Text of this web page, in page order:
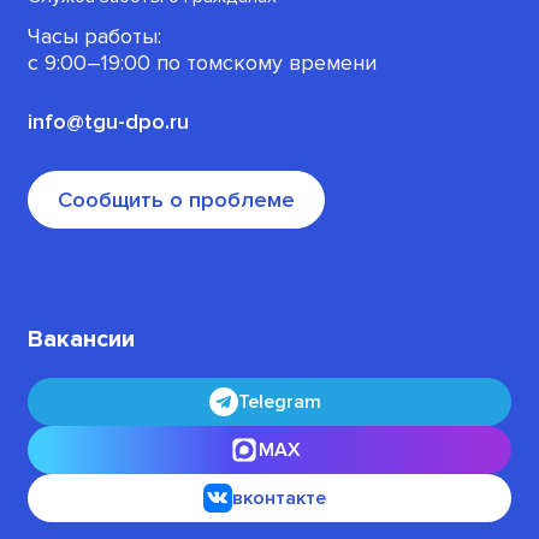
Часы работы:
с 9:00–19:00 по томскому времени
info@tgu-dpo.ru
Сообщить о проблеме
Офлайн-программы
Вакансии
Telegram
MAX
вконтакте